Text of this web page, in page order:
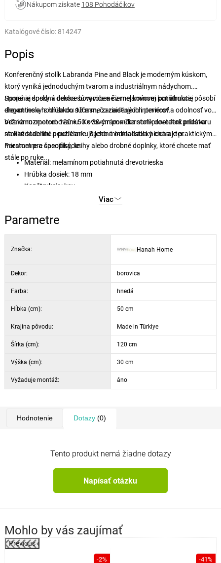
Nákupom získate 108 Pohodáčikov
Katalógové číslo: 814247
Popis
Konferenčný stolík Labranda Pine and Black je moderným kúskom,
ktorý vyniká jednoduchým tvarom a industriálnym nádychom.
Spojenie dosky v dekore borovice a čiernej kovovej konštrukcie pôsobí
elegantne a hodí sa do súčasne zariadených interiérov.
Horná aj spodná doska sú vyrobené z melamínom potiahnutej
drevotriesky s hrúbkou 18 mm, čo zaisťuje ich pevnosť a odolnosť voči
bežnému opotrebovaniu. Kovový rám v čiernom prevedení pridáva
stolíku stabilitu a podčiarkuje jeho minimalistický charakter.
Vďaka rozmerom 120 × 50 × 30 cm ponúka stolík dostatok priestoru
na každodenné používanie. Spodná odkladacia plocha je praktickým
miestom pre časopisy, knihy alebo drobné doplnky, ktoré chcete mať
stále po ruke.
Parametre a špecifikácie:
Materiál: melamínom potiahnutá drevotrieska
Hrúbka dosiek: 18 mm
Konštrukcia: kov
Rozmery: 120 × 50 × 30 cmViac
Parametre
Značka: Hanah Home
Dekor: borovica
Farba: hnedá
Hĺbka (cm): 50 cm
Krajina pôvodu: Made in Türkiye
Šírka (cm): 120 cm
Výška (cm): 30 cm
Vyžaduje montáž: áno
Hodnotenie Dotazy(0)
Tento produkt nemá žiadne dotazy
Napísať otázku
Mohlo by vás zaujímať
Previous
-2% -41%